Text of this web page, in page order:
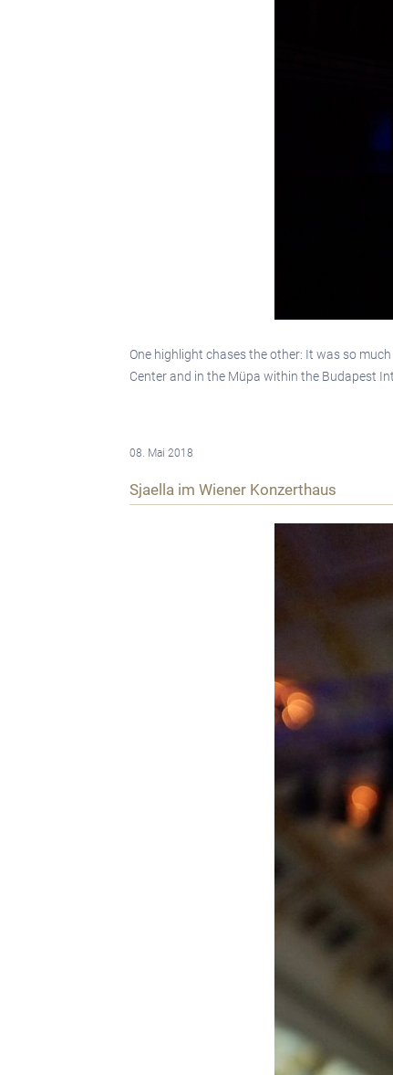
One highlight chases the other: It was so
Center and in the Müpa within the Budapest
08. Mai 2018
Sjaella im Wiener Konzerthaus